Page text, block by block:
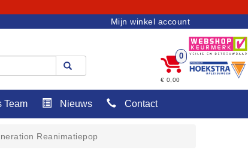
Mijn winkel account
0
€ 0,00
Team Nieuws Contact
Reanimatiepop